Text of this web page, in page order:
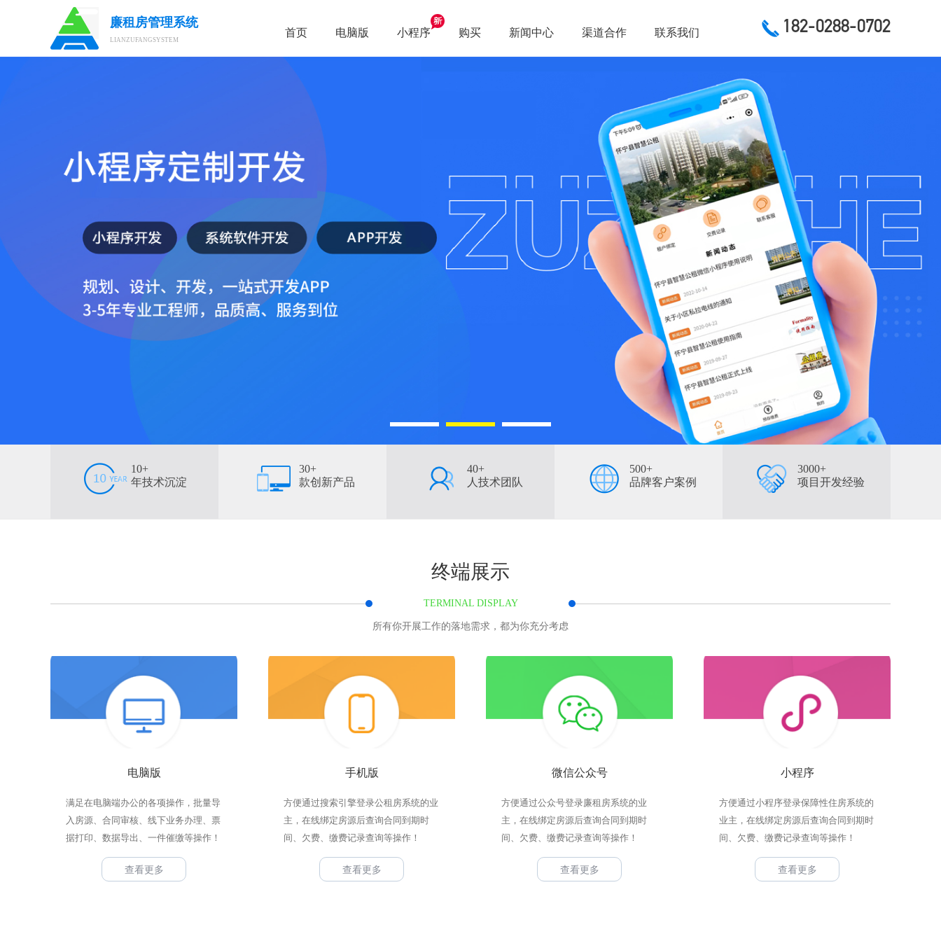
廉租房管理系统
LIANZUFANGSYSTEM
首页 电脑版 小程序 购买 新闻中心 渠道合作 联系我们 182-0288-0702
10+
年技术沉淀
30+
款创新产品
40+
人技术团队
500+
品牌客户案例
3000+
项目开发经验
终端展示
TERMINAL DISPLAY
所有你开展工作的落地需求，都为你充分考虑
电脑版
满足在电脑端办公的各项操作，批量导
入房源、合同审核、线下业务办理、票
据打印、数据导出、一件催缴等操作！
查看更多
手机版
方便通过搜索引擎登录公租房系统的业
主，在线绑定房源后查询合同到期时
间、欠费、缴费记录查询等操作！
查看更多
微信公众号
方便通过公众号登录廉租房系统的业
主，在线绑定房源后查询合同到期时
间、欠费、缴费记录查询等操作！
查看更多
小程序
方便通过小程序登录保障性住房系统的
业主，在线绑定房源后查询合同到期时
间、欠费、缴费记录查询等操作！
查看更多